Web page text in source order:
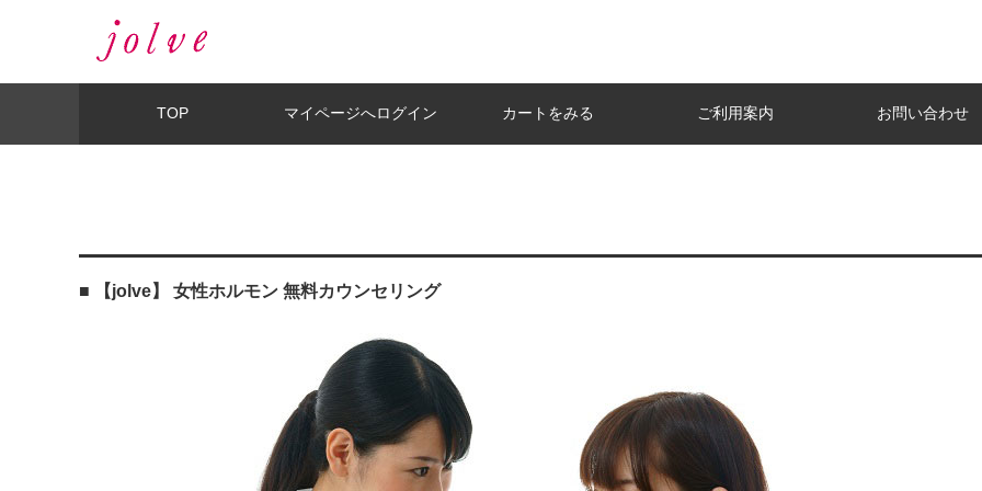
TOP マイページへログイン カートをみる ご利用案内 お問い合わせ
■ 【jolve】 女性ホルモン 無料カウンセリング